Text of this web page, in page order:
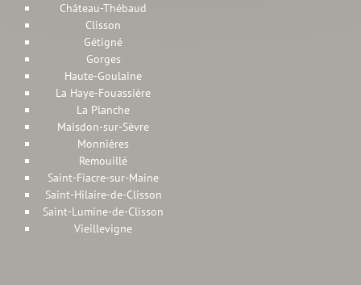
Château-Thébaud
Clisson
Gétigné
Gorges
Haute-Goulaine
La Haye-Fouassière
La Planche
Maisdon-sur-Sèvre
Monnières
Remouillé
Saint-Fiacre-sur-Maine
Saint-Hilaire-de-Clisson
Saint-Lumine-de-Clisson
Vieillevigne